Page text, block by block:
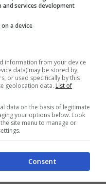
and services development
a device
information from your device
data) may be stored by,
or used specifically by this
geolocation data. List of
data on the basis of legitimate
your options below. Look
site menu to manage or
Consent